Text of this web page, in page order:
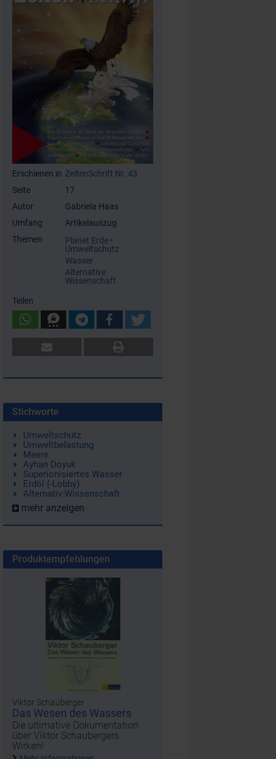
Erschienen in ZeitenSchrift Nr. 43
Seite
17
Autor
Gabriela Haas
Umfang
Artikelauszug
Themen
Planet Erde •
Umweltschutz
Wasser
Alternative
Wissenschaft
Teilen
Stichworte
Umweltschutz
Umweltbelastung
Meere
Ayhan Doyuk
Superionisiertes Wasser
Erdöl (-Lobby)
Alternativ-Wissenschaft
mehr anzeigen
Produktempfehlungen
Viktor Schauberger
Das Wesen des Wassers
Die ultimative Dokumentation
über Viktor Schaubergers
Wirken!